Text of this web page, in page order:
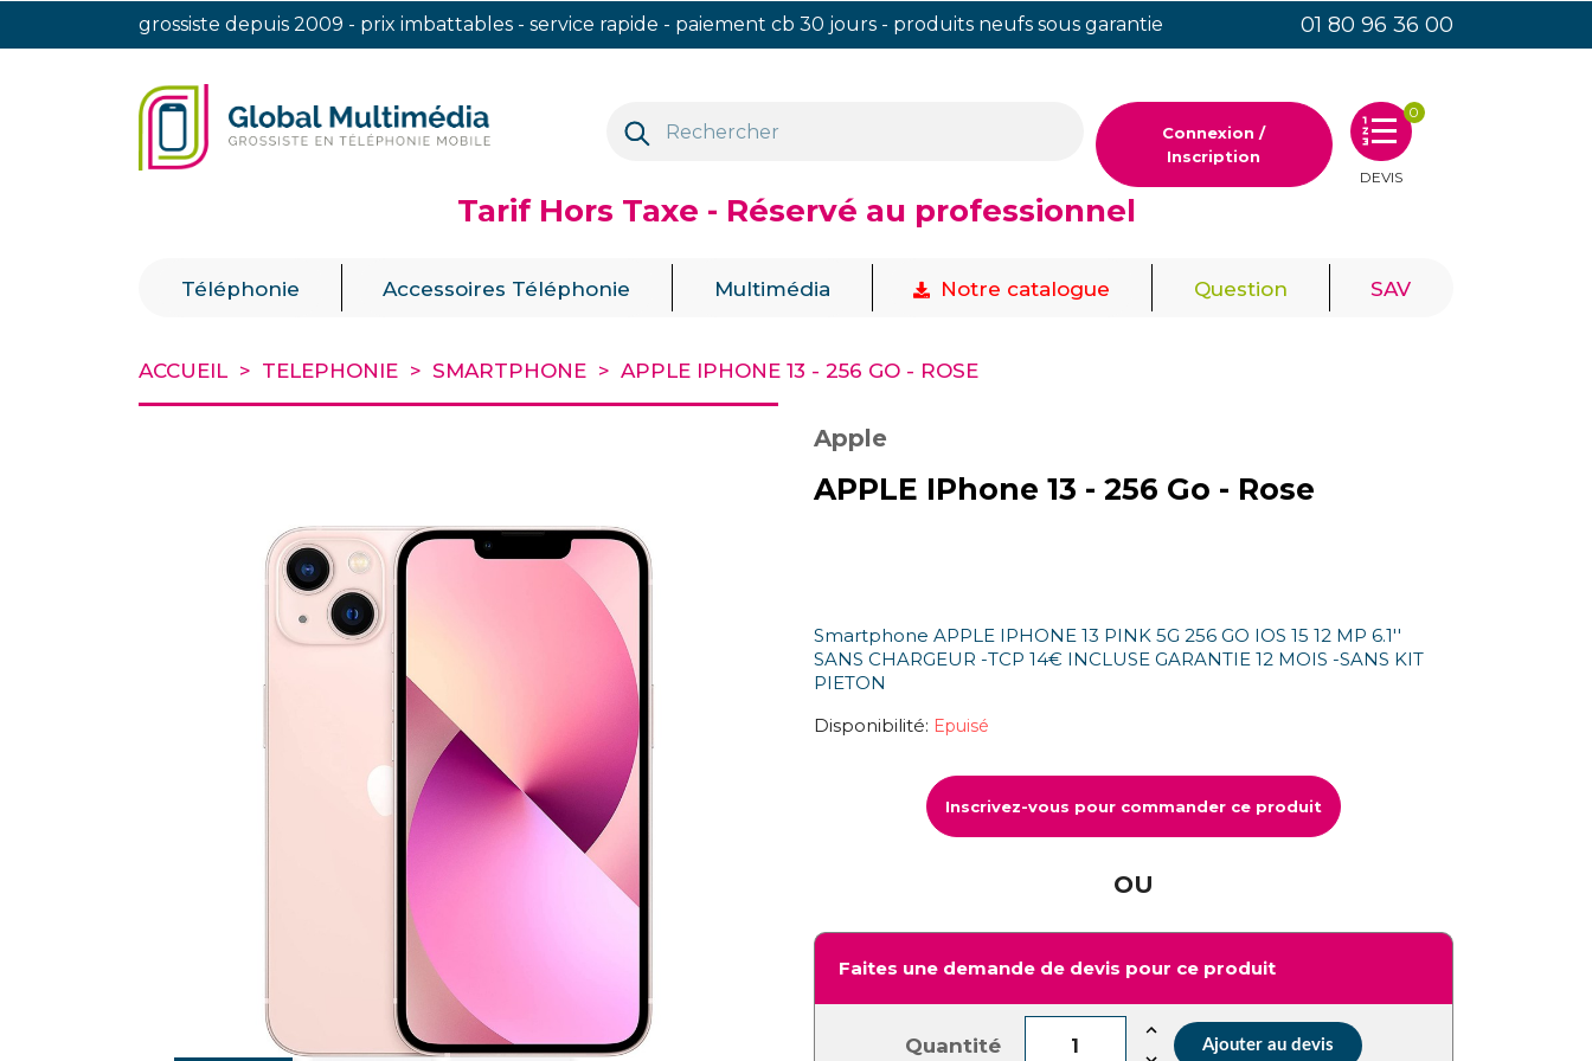
grossiste depuis 2009 - prix imbattables - service rapide - paiement cb 30 jours - produits neufs sous garantie 01 80 96 36 00
Connexion /
Inscription
0
DEVIS
Tarif Hors Taxe - Réservé au professionnel
Téléphonie Accessoires Téléphonie Multimédia Notre catalogue Question SAV
ACCUEIL TELEPHONIE SMARTPHONE APPLE IPHONE 13 - 256 GO - ROSE
Apple
APPLE IPhone 13 - 256 Go - Rose
Smartphone APPLE IPHONE 13 PINK 5G 256 GO IOS 15 12 MP 6.1''
SANS CHARGEUR -TCP 14€ INCLUSE GARANTIE 12 MOIS -SANS KIT
PIETON
Disponibilité: Epuisé
Inscrivez-vous pour commander ce produit
OU
Faites une demande de devis pour ce produit
Quantité Ajouter au devis